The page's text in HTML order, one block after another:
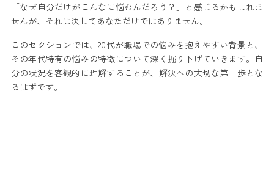
「なぜ自分だけがこんなに悩むんだろう？」と感じるかもしれま
せんが、それは決してあなただけではありません。
このセクションでは、20代が職場での悩みを抱えやすい背景と、
その年代特有の悩みの特徴について深く掘り下げていきます。自
分の状況を客観的に理解することが、解決への大切な第一歩とな
るはずです。